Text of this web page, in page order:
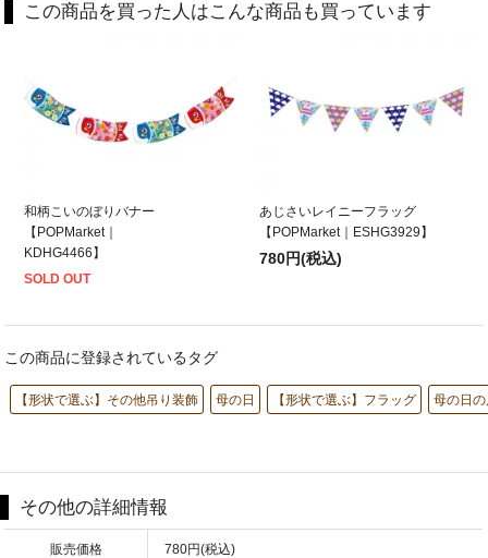
この商品を買った人はこんな商品も買っています
和柄こいのぼりバナー
【POPMarket｜
KDHG4466】
SOLD OUT
あじさいレイニーフラッグ
【POPMarket｜ESHG3929】
780円(税込)
この商品に登録されているタグ
【形状で選ぶ】その他吊り装飾 母の日 【形状で選ぶ】フラッグ 母の日
その他の詳細情報
販売価格 780円(税込)